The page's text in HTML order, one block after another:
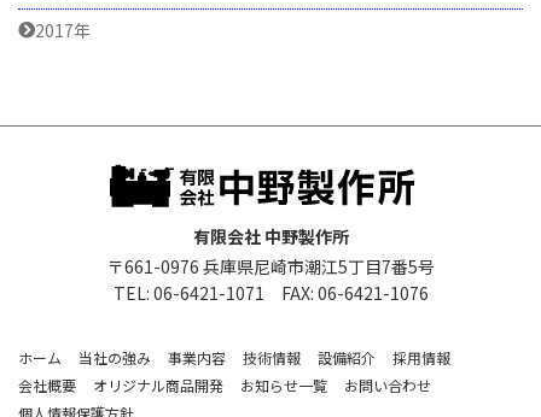
2017年
有限会社 中野製作所
〒661-0976 兵庫県尼崎市潮江5丁目7番5号
TEL: 06-6421-1071 FAX: 06-6421-1076
ホーム 当社の強み 事業内容 技術情報 設備紹介
採用情報
会社概要
オリジナル商品開発 お知らせ一覧
お問い合わせ
個人情報保護方針